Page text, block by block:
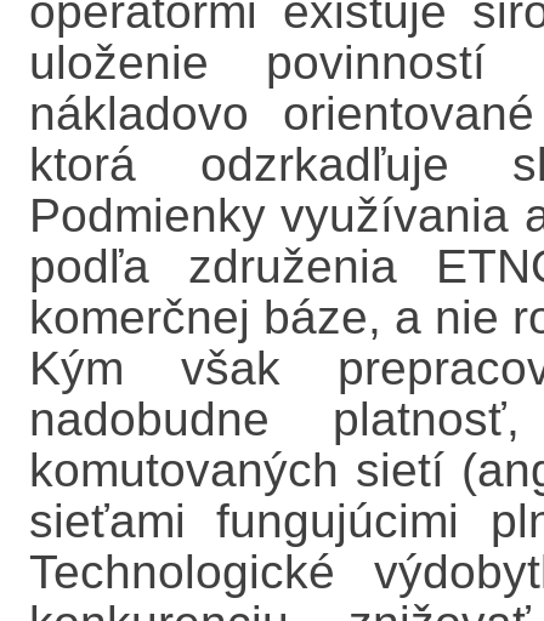
operátormi existuje
uloženie povinností
nákladovo
ktorá odzrkadľuje
Podmienky využívania
podľa združenia
komerčnej báze, a nie
Kým však
nadobudne
komutovaných sietí
sieťami fungujúcimi
Technologické